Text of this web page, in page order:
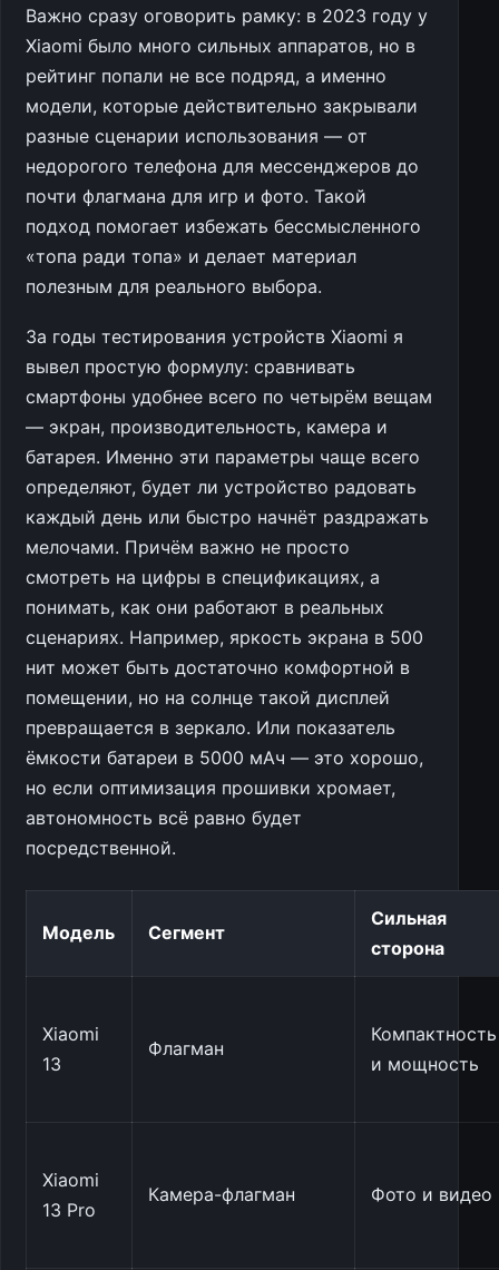
Важно сразу оговорить рамку: в 2023 году у
Xiaomi было много сильных аппаратов, но в
рейтинг попали не все подряд, а именно
модели, которые действительно закрывали
разные сценарии использования — от
недорогого телефона для мессенджеров до
почти флагмана для игр и фото. Такой
подход помогает избежать бессмысленного
«топа ради топа» и делает материал
полезным для реального выбора.
За годы тестирования устройств Xiaomi я
вывел простую формулу: сравнивать
смартфоны удобнее всего по четырём вещам
— экран, производительность, камера и
батарея. Именно эти параметры чаще всего
определяют, будет ли устройство радовать
каждый день или быстро начнёт раздражать
мелочами. Причём важно не просто
смотреть на цифры в спецификациях, а
понимать, как они работают в реальных
сценариях. Например, яркость экрана в 500
нит может быть достаточно комфортной в
помещении, но на солнце такой дисплей
превращается в зеркало. Или показатель
ёмкости батареи в 5000 мАч — это хорошо,
но если оптимизация прошивки хромает,
автономность всё равно будет
посредственной.
Модель Сегмент
Сильная
сторона
Xiaomi
13
Флагман
Компактность
и мощность
Xiaomi
13 Pro
Камера-флагман Фото и видео